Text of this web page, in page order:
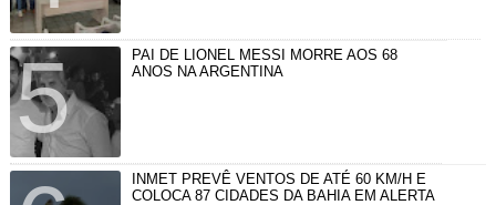
PAI DE LIONEL MESSI MORRE AOS 68
ANOS NA ARGENTINA
INMET PREVÊ VENTOS DE ATÉ 60 KM/H E
COLOCA 87 CIDADES DA BAHIA EM ALERTA